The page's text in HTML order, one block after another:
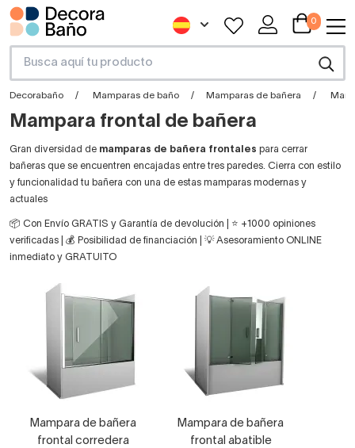
0
Decorabaño Mamparas de baño Mamparas de bañera
Mampara frontal de bañera
Gran diversidad de mamparas de bañera frontales para cerrar
bañeras que se encuentren encajadas entre tres paredes. Cierra con estilo
y funcionalidad tu bañera con una de estas mamparas modernas y
actuales
📦 Con Envío GRATIS y Garantía de devolución | ⭐ +1000 opiniones
verificadas | 💰 Posibilidad de financiación | 💡 Asesoramiento ONLINE
inmediato y GRATUITO
Mampara de bañera
frontal corredera
Mampara de bañera
frontal abatible